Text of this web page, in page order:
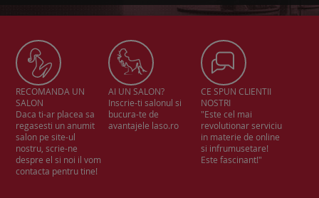
RECOMANDA UN
SALON
Daca ti-ar placea sa
regasesti un anumit
salon pe site-ul
nostru, scrie-ne
despre el si noi il vom
contacta pentru tine!
AI UN SALON?
Inscrie-ti salonul si
bucura-te de
avantajele laso.ro
CE SPUN CLIENTII
NOSTRI
"Este cel mai
revolutionar serviciu
in materie de online
si infrumusetare!
Este fascinant!"